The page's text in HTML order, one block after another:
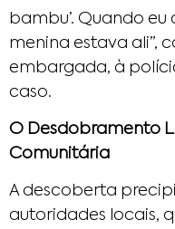
bambu’. Quando
menina estava ali”,
embargada, à
caso.
O Desdobramento
Comunitária
A descoberta
autoridades locais,